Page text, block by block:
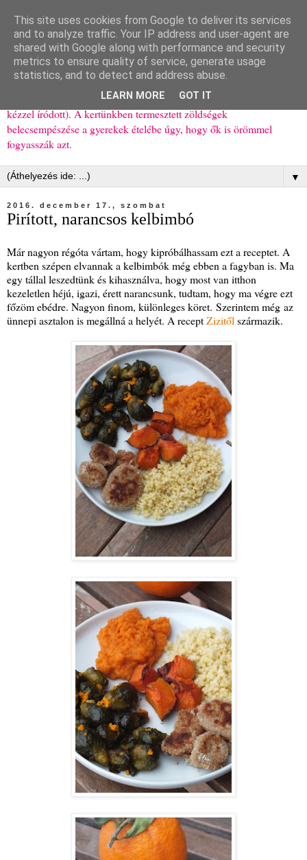
Ízőrző
Kisgyerekes család kipróbált, többnyire egészséges ételeket
bemutató receptjei a mindennapokra (mert a papírfecniket folyton
elhagyom) és gyerekeimnek ajándékba (mint régen, csak ez nem
kézzel íródott). A kertünkben termesztett zöldségek
belecsempészése a gyerekek ételébe úgy, hogy ők is örömmel
fogyasszák azt.
▼
2016. december 17., szombat
Pirított, narancsos kelbimbó
Már nagyon régóta vártam, hogy kipróbálhassam ezt a receptet. A
kertben szépen elvannak a kelbimbók még ebben a fagyban is. Ma
egy tállal leszedtünk és kihasználva, hogy most van itthon
kezeletlen héjú, igazi, érett narancsunk, tudtam, hogy ma végre ezt
főzöm ebédre. Nagyon finom, különleges köret. Szerintem még az
ünnepi asztalon is megállná a helyét. A receptZizitől származik.
This site uses cookies from Google to deliver its services
and to analyze traffic. Your IP address and user-agent are
shared with Google along with performance and security
metrics to ensure quality of service, generate usage
statistics, and to detect and address abuse.
LEARN MORE GOT IT